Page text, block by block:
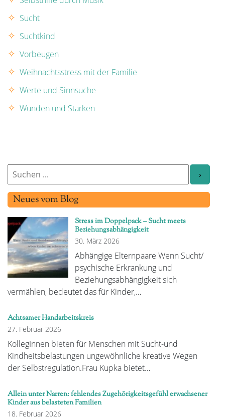
Sucht
Suchtkind
Vorbeugen
Weihnachtsstress mit der Familie
Werte und Sinnsuche
Wunden und Stärken
Neues vom Blog
Stress im Doppelpack – Sucht meets
Beziehungsabhängigkeit
30. März 2026
Abhängige Elternpaare Wenn Sucht/
psychische Erkrankung und
Beziehungsabhängigkeit sich
vermählen, bedeutet das für Kinder,…
Achtsamer Handarbeitskreis
27. Februar 2026
KollegInnen bieten für Menschen mit Sucht-und
Kindheitsbelastungen ungewöhnliche kreative Wegen
der Selbstregulation.Frau Kupka bietet…
Allein unter Narren: fehlendes Zugehörigkeitsgefühl erwachsener
Kinder aus belasteten Familien
18. Februar 2026